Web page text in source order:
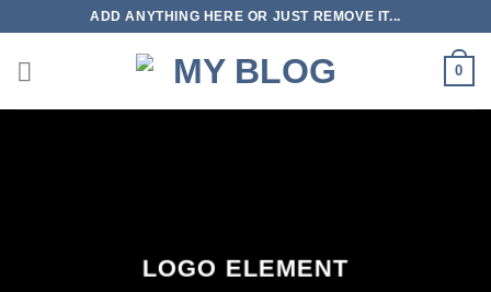
content
ADD ANYTHING HERE OR JUST REMOVE IT...
0
LOGO ELEMENT